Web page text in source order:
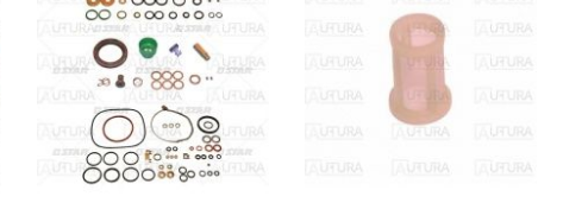
PRENUMERUOTI